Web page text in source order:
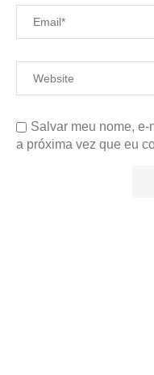
Salvar meu nome,
a próxima vez que eu